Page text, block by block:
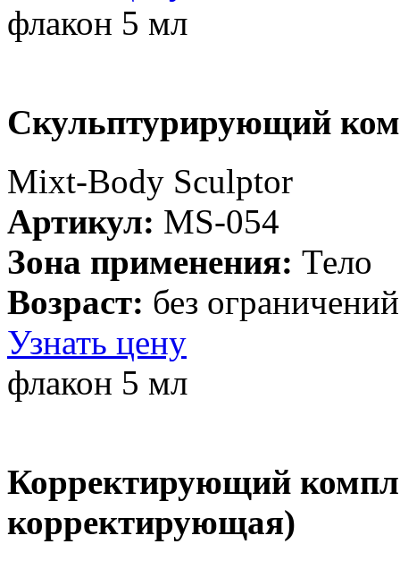
флакон 5 мл
Скульптурирующий
Mixt-Body Sculptor
Артикул: MS-054
Зона применения: Тело
Возраст: без ограничений
Узнать цену
флакон 5 мл
Корректирующий
корректирующая)